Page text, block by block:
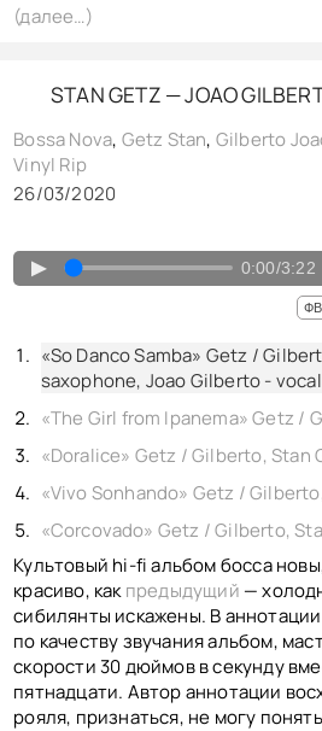
(далее…)
STAN GETZ — JOAO
Bossa Nova, Getz Stan, Gilberto
Vinyl Rip
26/03/2020
▲ 0:00/3:22
«So Danco Samba» Getz /
saxophone, Joao Gilberto -
Культовый hi-fi альбом босса
красиво, какпредыдущий —
сибилянты искажены. В
по качеству звучания альбом,
скорости 30 дюймов в секунду
пятнадцати. Автор аннотации
рояля, признаться, не могу